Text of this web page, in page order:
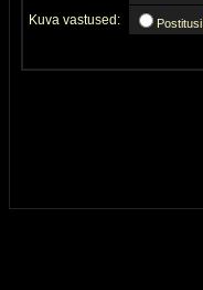
Kuva vastused: Postitusi